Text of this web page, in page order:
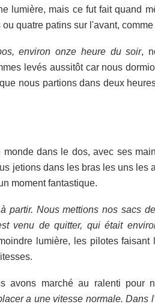
lumière, mais ce fut fait quand
quatre patins sur l'avant,
environ onze heure du soir,
levés aussitôt car nous
nous partions dans deux
monde dans le dos, avec ses
jetions dans les bras les uns les
moment fantastique.
partir. Nous mettions nos sacs
venu de quitter, qui était
lumière, les pilotes faisant
avons marché au ralenti pour
a une vitesse normale. Dans